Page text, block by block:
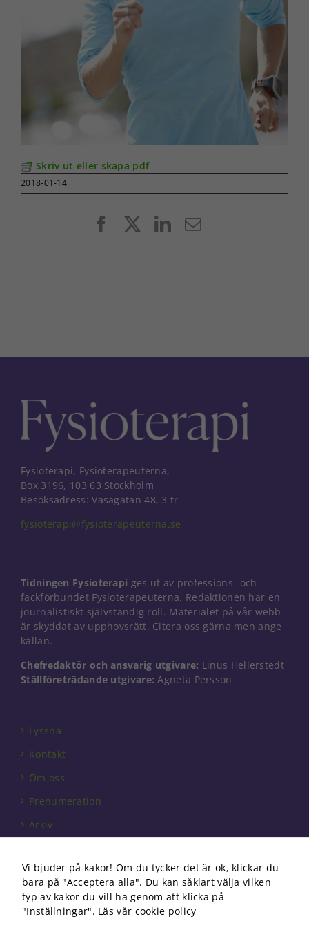
Skriv ut eller skapa pdf
2018-01-14
FacebookLinkedIn
E-
Fysioterapi, Fysioterapeuterna,
Box 3196, 103 63 Stockholm
Besöksadress: Vasagatan 48, 3 tr
fysioterapi@fysioterapeuterna.se
Tidningen Fysioterapi ges ut av professions- och
fackförbundet Fysioterapeuterna. Redaktionen har en
journalistiskt självständig roll. Materialet på vår webb
är skyddat av upphovsrätt. Citera oss gärna men ange
källan.
Chefredaktör och ansvarig utgivare: Linus Hellerstedt
Ställföreträdande utgivare: Agneta Persson
Lyssna
Kontakt
Om oss
Prenumeration
Arkiv
Förbundet
Om cookies
Vi bjuder på kakor! Om du tycker det är ok, klickar du
bara på "Acceptera alla". Du kan såklart välja vilken
typ av kakor du vill ha genom att klicka på
"Inställningar". Läs vår cookie policy
Nödvändiga
Dessa kakor
välja bort. De
behövs för
funktionalitet
uppbyggnad,
baserat på
hur
hemsidan
används.